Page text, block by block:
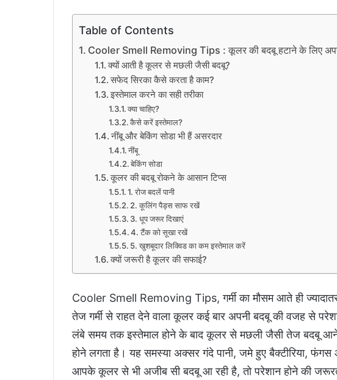
Table of Contents
Cooler Smell Removing Tips : कूलर की बदबू हटाने के लिए
क्यों आती है कूलर से मछली जैसी बदबू?
सफेद सिरका कैसे करता है काम?
इस्तेमाल करने का सही तरीका
क्या चाहिए?
कैसे करें इस्तेमाल?
नींबू और बेकिंग सोडा भी हैं असरदार
नींबू
बेकिंग सोडा
कूलर की बदबू रोकने के आसान टिप्स
1. रोज बदलें पानी
2. कूलिंग पैड्स साफ रखें
3. धूप जरूर दिखाएं
4. टैंक को सूखा रखें
5. खुशबूदार लिक्विड का कम इस्तेमाल करें
क्यों जरूरी है कूलर की सफाई?
Cooler Smell Removing Tips, गर्मी का मौसम आते ही
तेज गर्मी से राहत देने वाला कूलर कई बार अपनी बदबू की वजह से
लंबे समय तक इस्तेमाल होने के बाद कूलर से मछली जैसी तेज बदबू आने
होने लगता है। यह समस्या अक्सर गंदे पानी, जमे हुए बैक्टीरिया,
आपके कूलर से भी अजीब सी बदबू आ रही है, तो परेशान होने की